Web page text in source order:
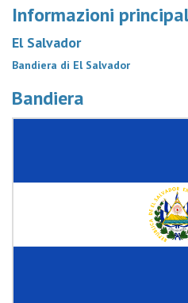
Informazioni
El Salvador
Bandiera di El Salvador
Bandiera